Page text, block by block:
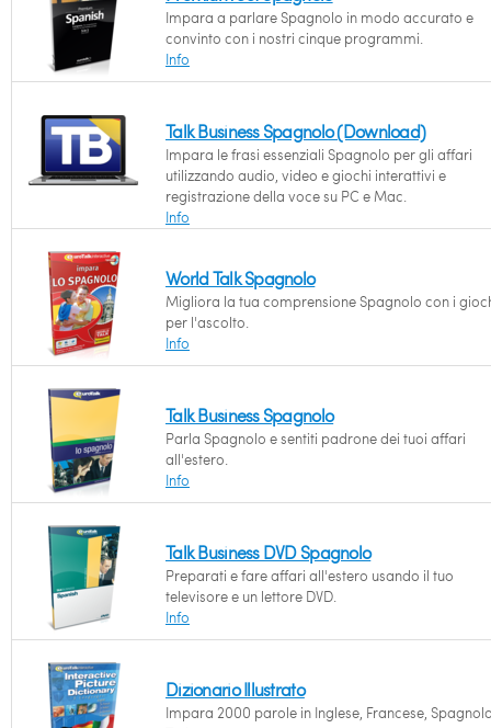
Impara a parlare Spagnolo in modo accurato e
convinto con i nostri cinque programmi.
Info
Talk Business Spagnolo (Download)
Impara le frasi essenziali Spagnolo per gli affari
utilizzando audio, video e giochi interattivi e
registrazione della voce su PC e Mac.
Info
World Talk Spagnolo
Migliora la tua comprensione Spagnolo con i
per l'ascolto.
Info
Talk Business Spagnolo
Parla Spagnolo e sentiti padrone dei tuoi affari
all'estero.
Info
Talk Business DVD Spagnolo
Preparati e fare affari all'estero usando il tuo
televisore e un lettore DVD.
Info
Dizionario Illustrato
Impara 2000 parole in Inglese, Francese,